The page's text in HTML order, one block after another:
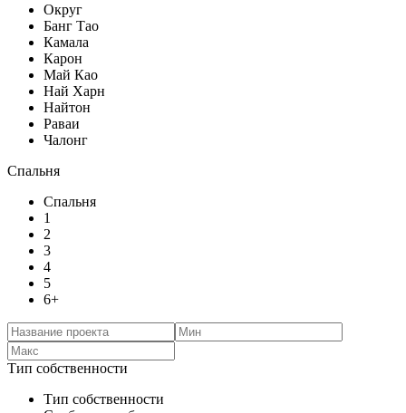
Округ
Банг Тао
Камала
Карон
Май Као
Най Харн
Найтон
Раваи
Чалонг
Спальня
Спальня
1
2
3
4
5
6+
Тип собственности
Тип собственности